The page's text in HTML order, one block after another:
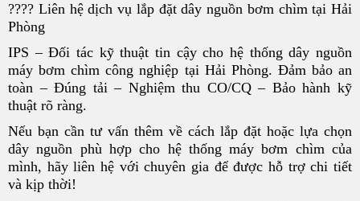
???? Liên hệ dịch vụ lắp đặt dây nguồn bơm chìm tại Hải
Phòng
IPS – Đối tác kỹ thuật tin cậy cho hệ thống dây nguồn
máy bơm chìm công nghiệp tại Hải Phòng. Đảm bảo an
toàn – Đúng tải – Nghiệm thu CO/CQ – Bảo hành kỹ
thuật rõ ràng.
Nếu bạn cần tư vấn thêm về cách lắp đặt hoặc lựa chọn
dây nguồn phù hợp cho hệ thống máy bơm chìm của
mình, hãy liên hệ với chuyên gia để được hỗ trợ chi tiết
và kịp thời!